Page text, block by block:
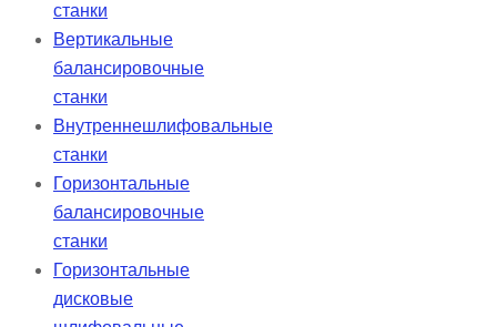
станки
Вертикальные
балансировочные
станки
Внутреннешлифовальные
станки
Горизонтальные
балансировочные
станки
Горизонтальные
дисковые